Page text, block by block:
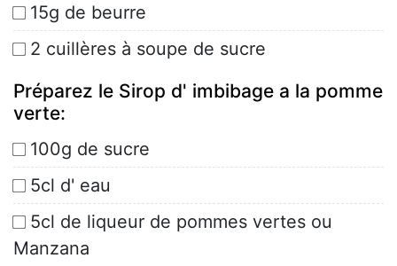
15g de beurre
2 cuillères à soupe de sucre
Préparez le Sirop d' imbibage a la pomme
verte:
100g de sucre
5cl d' eau
5cl de liqueur de pommes vertes ou
Manzana